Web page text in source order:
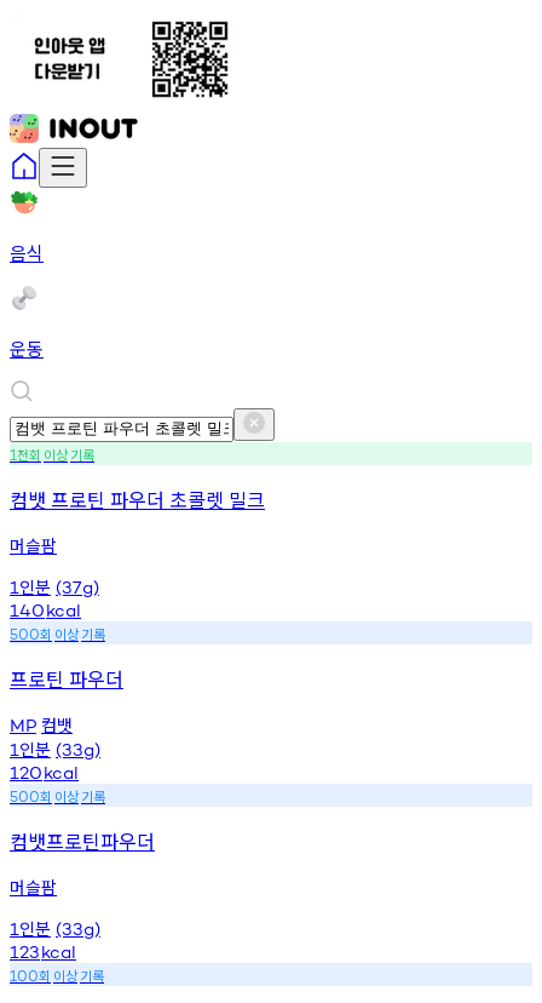
음식
운동
1천회 이상기록
컴뱃 프로틴 파우더 초콜렛 밀크
머슬팜
1 인분 (37g)
140kcal
500회 이상기록
프로틴 파우더
MP 컴뱃
1 인분 (33g)
120kcal
500회 이상기록
컴뱃프로틴파우더
머슬팜
1 인분 (33g)
123kcal
100회 이상기록